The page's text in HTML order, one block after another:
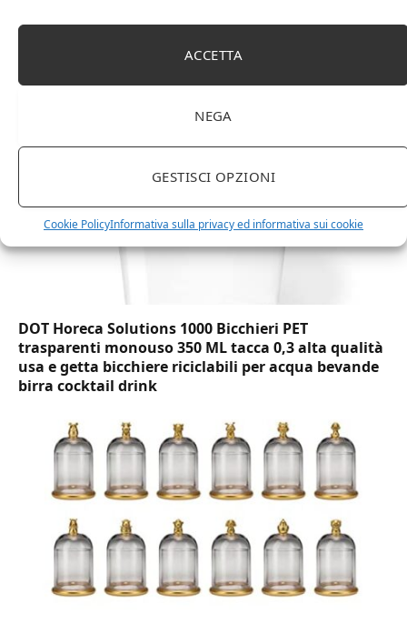
ACCETTA
NEGA
GESTISCI OPZIONI
Cookie PolicyInformativa sulla privacy ed informativa sui cookie
Amazon Basics Martin – Libreria, 35 x 114 x 78 cm
(Lu x La x A), effetto quercia(In precedenza
DOT Horeca Solutions 1000 Bicchieri PET
trasparenti monouso 350 ML tacca 0,3 alta qualità
usa e getta bicchiere riciclabili per acqua bevande
birra cocktail drink